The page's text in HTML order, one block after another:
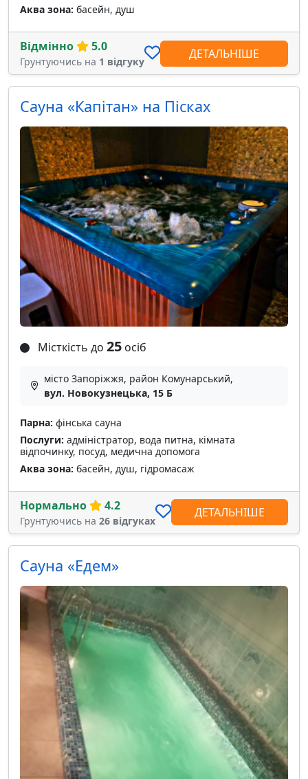
Аква зона: басейн, душ
Відмінно 5.0
Грунтуючись на 1 відгуку
ДЕТАЛЬНІШЕ
Сауна «Капітан» на Пісках
Місткість до 25 осіб
місто Запоріжжя, район Комунарський,
вул. Новокузнецька, 15 Б
Парна: фінська сауна
Послуги: адміністратор, вода питна, кімната
відпочинку, посуд, медична допомога
Аква зона: басейн, душ, гідромасаж
Нормально 4.2
Грунтуючись на 26 відгуках
ДЕТАЛЬНІШЕ
Сауна «Eдем»